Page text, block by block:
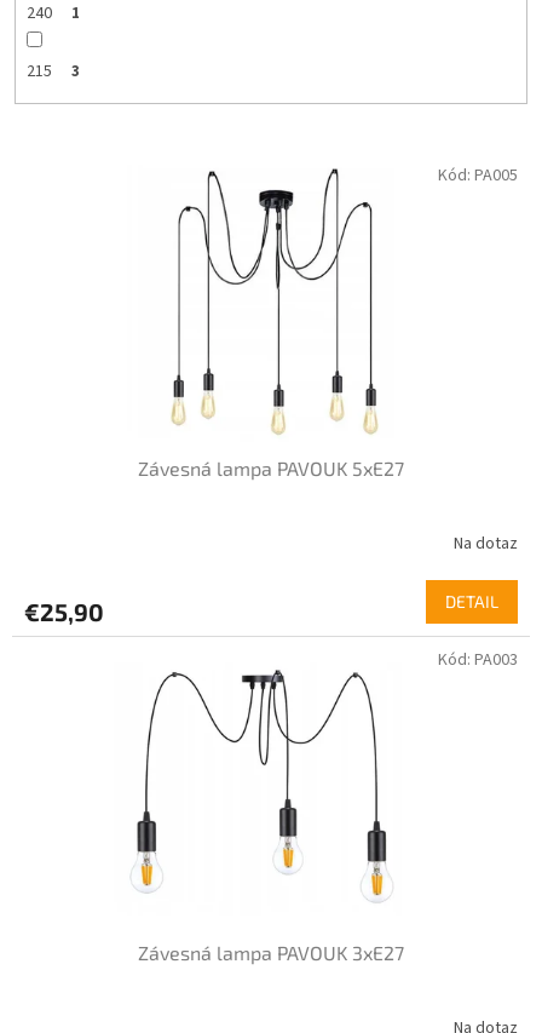
240 1
215 3
Závesná lampa PAVOUK 5xE27
Na dotaz
€25,90 DETAIL
Kód: PA005
Závesná lampa PAVOUK 3xE27
Kód: PA003